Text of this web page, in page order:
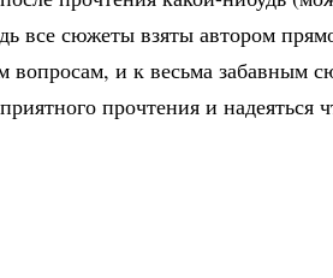
все сюжеты взяты автором
и к весьма забавным
прочтения и надеяться